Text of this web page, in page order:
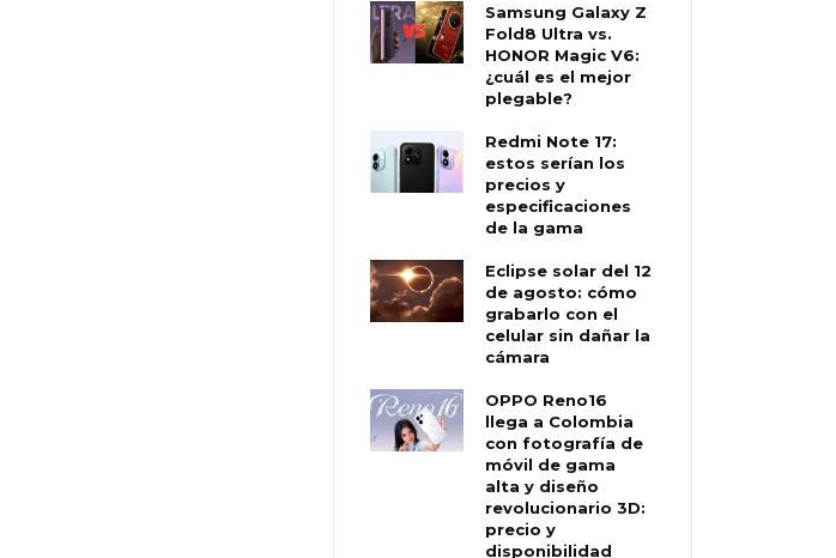
Samsung Galaxy Z
Fold8 Ultra vs.
HONOR Magic V6:
¿cuál es el mejor
plegable?
Redmi Note 17:
estos serían los
precios y
especificaciones
de la gama
Eclipse solar del 12
de agosto: cómo
grabarlo con el
celular sin dañar la
cámara
OPPO Reno16
llega a Colombia
con fotografía de
móvil de gama
alta y diseño
revolucionario 3D:
precio y
disponibilidad